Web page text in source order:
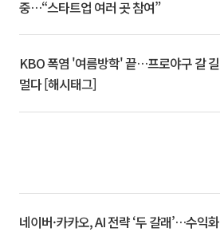
중…“스타트업 여러 곳 참여”
KBO 폭염 '여름방학' 끝…프로야구 갈 길
멀다 [해시태그]
네이버·카카오, AI 전략 ‘두 갈래’…수익화